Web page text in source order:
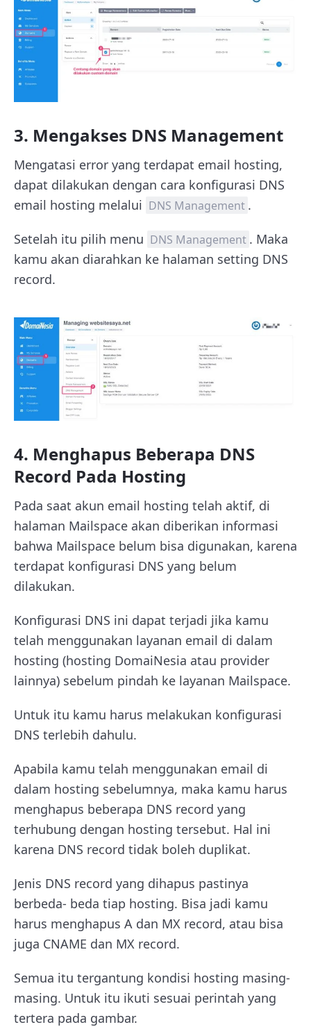
3. Mengakses DNS Management
Mengatasi error yang terdapat email hosting,
dapat dilakukan dengan cara konfigurasi DNS
email hosting melalui DNS Management .
Setelah itu pilih menu DNS Management . Maka
kamu akan diarahkan ke halaman setting DNS
record.
4. Menghapus Beberapa DNS
Record Pada Hosting
Pada saat akun email hosting telah aktif, di
halaman Mailspace akan diberikan informasi
bahwa Mailspace belum bisa digunakan, karena
terdapat konfigurasi DNS yang belum
dilakukan.
Konfigurasi DNS ini dapat terjadi jika kamu
telah menggunakan layanan email di dalam
hosting (hosting DomaiNesia atau provider
lainnya) sebelum pindah ke layanan Mailspace.
Untuk itu kamu harus melakukan konfigurasi
DNS terlebih dahulu.
Apabila kamu telah menggunakan email di
dalam hosting sebelumnya, maka kamu harus
menghapus beberapa DNS record yang
terhubung dengan hosting tersebut. Hal ini
karena DNS record tidak boleh duplikat.
Jenis DNS record yang dihapus pastinya
berbeda- beda tiap hosting. Bisa jadi kamu
harus menghapus A dan MX record, atau bisa
juga CNAME dan MX record.
Semua itu tergantung kondisi hosting masing-
masing. Untuk itu ikuti sesuai perintah yang
tertera pada gambar.